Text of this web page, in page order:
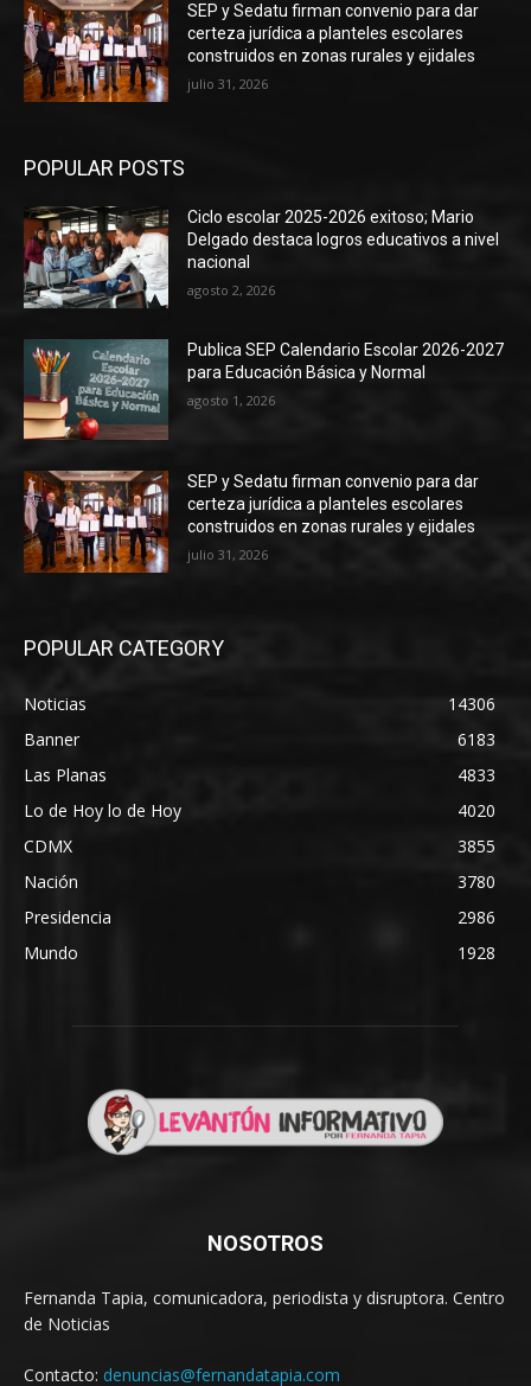
SEP y Sedatu firman convenio para dar
certeza jurídica a planteles escolares
construidos en zonas rurales y ejidales
julio 31, 2026
POPULAR POSTS
Ciclo escolar 2025-2026 exitoso; Mario
Delgado destaca logros educativos a nivel
nacional
agosto 2, 2026
Publica SEP Calendario Escolar 2026-2027
para Educación Básica y Normal
agosto 1, 2026
SEP y Sedatu firman convenio para dar
certeza jurídica a planteles escolares
construidos en zonas rurales y ejidales
julio 31, 2026
POPULAR CATEGORY
Noticias
14306
Banner
6183
Las Planas
4833
Lo de Hoy lo de Hoy
4020
CDMX
3855
Nación
3780
Presidencia
2986
Mundo
1928
NOSOTROS
Fernanda Tapia, comunicadora, periodista y disruptora. Centro
de Noticias
Contacto: denuncias@fernandatapia.com